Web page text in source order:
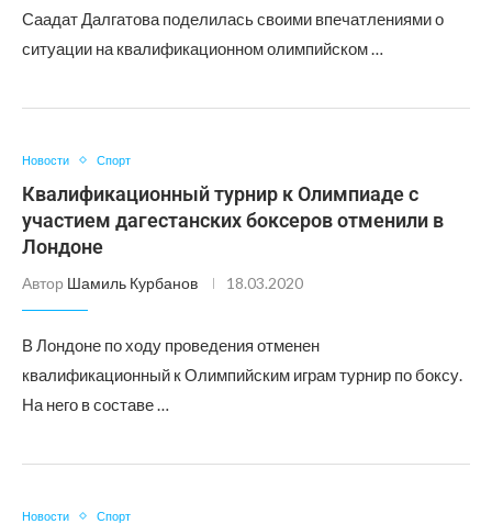
Саадат Далгатова поделилась своими впечатлениями о
ситуации на квалификационном олимпийском …
Новости Спорт
Квалификационный турнир к Олимпиаде с
участием дагестанских боксеров отменили в
Лондоне
Автор Шамиль Курбанов 18.03.2020
В Лондоне по ходу проведения отменен
квалификационный к Олимпийским играм турнир по боксу.
На него в составе …
Новости Спорт